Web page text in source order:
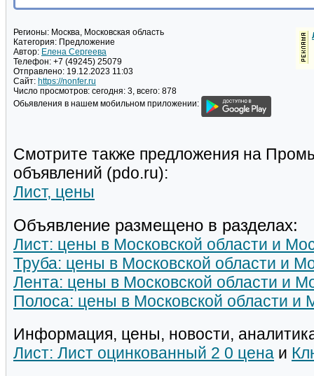
Регионы: Москва, Московская область
Категория: Предложение
Автор: Елена Сергеева
Телефон: +7 (49245) 25079
Отправлено: 19.12.2023 11:03
Сайт: https://nonfer.ru
Число просмотров: сегодня: 3, всего: 878
Обьявления в нашем мобильном приложении:
Смотрите также предложения на
объявлений (pdo.ru):
Лист, цены
Объявление размещено в разделах:
Лист: цены в Московской области и
Труба: цены в Московской области и
Лента: цены в Московской области и
Полоса: цены в Московской области и
Информация, цены, новости,
Лист: Лист оцинкованный 2 0 цена и